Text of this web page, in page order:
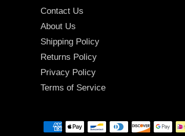
Contact Us
About Us
Shipping Policy
Returns Policy
Privacy Policy
Terms of Service